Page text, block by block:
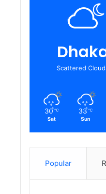
Scattered
30 ℃
Sat
33 ℃
Sun
Popular